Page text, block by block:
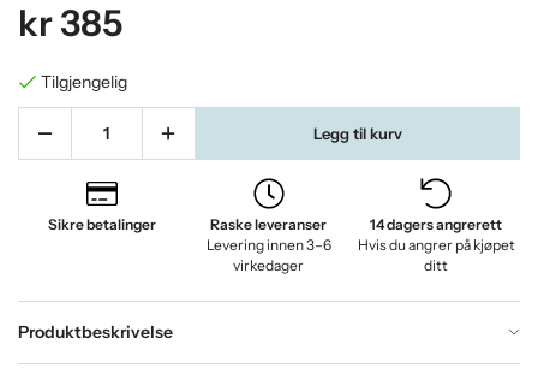
kr 385
Tilgjengelig
Legg til kurv
Sikre betalinger
Raske leveranser
Levering innen 3–6
virkedager
14 dagers angrerett
Hvis du angrer på kjøpet
ditt
Produktbeskrivelse